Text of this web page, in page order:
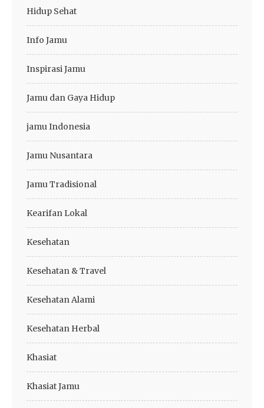
Hidup Sehat
Info Jamu
Inspirasi Jamu
Jamu dan Gaya Hidup
jamu Indonesia
Jamu Nusantara
Jamu Tradisional
Kearifan Lokal
Kesehatan
Kesehatan & Travel
Kesehatan Alami
Kesehatan Herbal
Khasiat
Khasiat Jamu